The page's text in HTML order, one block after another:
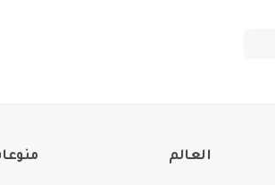
العالم